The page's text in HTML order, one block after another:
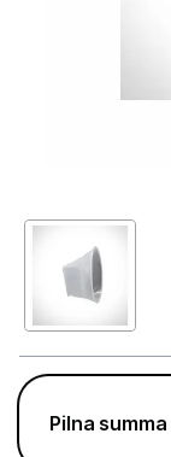
Pilna summa